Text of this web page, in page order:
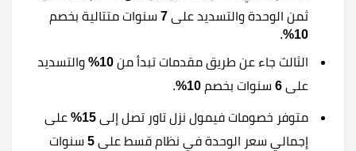
ثمن الوحدة والتسديد على 7 سنوات متتالية بخصم
10%
.
الثالث جاء عن طريق مقدمات تبدأ من 10%
والتسديد
على 6 سنوات بخصم 10%
.
متوفر خصومات فيمول نزل تاور تصل إلى 15%
على
إجمالي سعر الوحدة في نظام قسط على 5 سنوات